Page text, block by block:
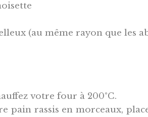
(au même rayon que les
votre four à 200°C.
pain rassis en morceaux,